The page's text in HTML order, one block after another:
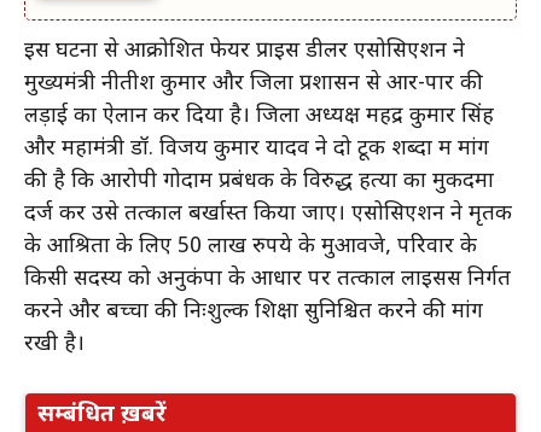
इस घटना से आक्रोशित फेयर प्राइस डीलर एसोसिएशन ने
मुख्यमंत्री नीतीश कुमार और जिला प्रशासन से आर-पार की
लड़ाई का ऐलान कर दिया है। जिला अध्यक्ष महेंद्र कुमार सिंह
और महामंत्री डॉ. विजय कुमार यादव ने दो टूक शब्दों में मांग
की है कि आरोपी गोदाम प्रबंधक के विरुद्ध हत्या का मुकदमा
दर्ज कर उसे तत्काल बर्खास्त किया जाए। एसोसिएशन ने मृतक
के आश्रितों के लिए 50 लाख रुपये के मुआवजे, परिवार के
किसी सदस्य को अनुकंपा के आधार पर तत्काल लाइसेंस निर्गत
करने और बच्चों की निःशुल्क शिक्षा सुनिश्चित करने की मांग
रखी है।
सम्बंधित ख़बरें